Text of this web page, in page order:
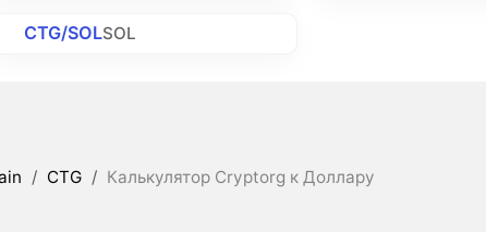
CTG/SOLSOL
/ CTG / Калькулятор Cryptorg к Доллару